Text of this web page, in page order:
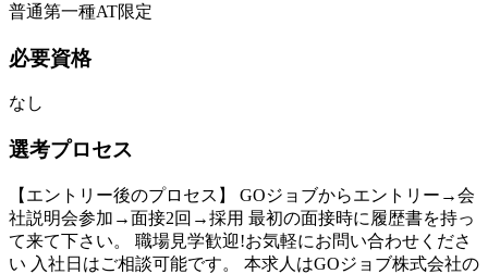
普通第一種AT限定
必要資格
なし
選考プロセス
【エントリー後のプロセス】 GOジョブからエントリー→会
社説明会参加→面接2回→採用 最初の面接時に履歴書を持っ
て来て下さい。 職場見学歓迎!お気軽にお問い合わせくださ
い 入社日はご相談可能です。 本求人はGOジョブ株式会社の